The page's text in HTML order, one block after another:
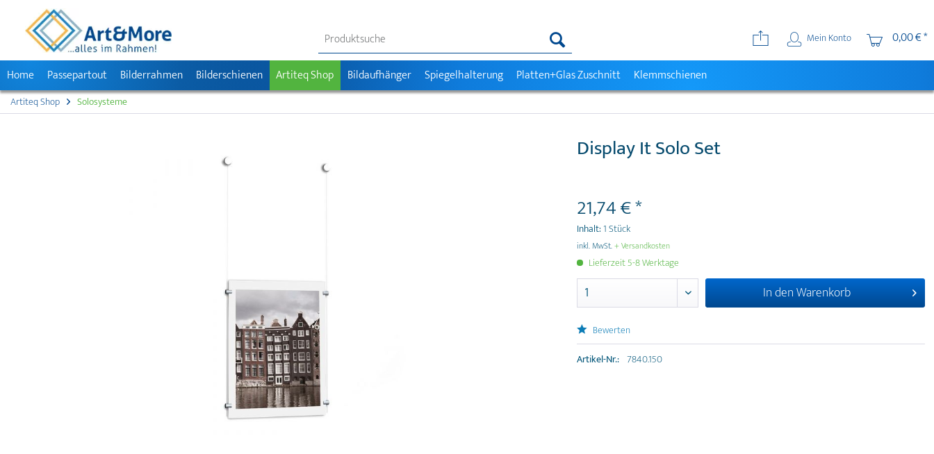
Mein Konto
0,00 € *
Home
Passepartout Bilderrahmen Bilderschienen Artiteq Shop Bildaufhänger Spiegelhalterung Platten+Glas Zuschnitt Klemmschienen
Artiteq Shop Solosysteme
Display It Solo Set
21,74 € *
Inhalt:1 Stück
inkl. MwSt.+ Versandkosten
Lieferzeit 5-8 Werktage
In denWarenkorb
Bewerten
Artikel-Nr.: 7840.150